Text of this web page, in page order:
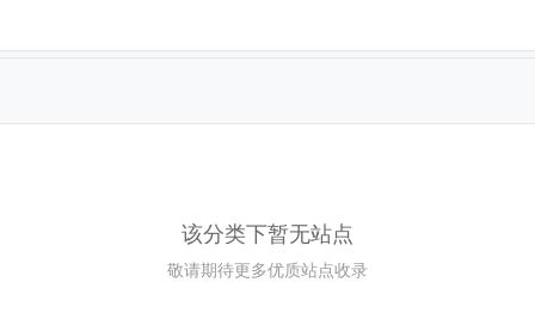
该分类下暂无站点
敬请期待更多优质站点收录